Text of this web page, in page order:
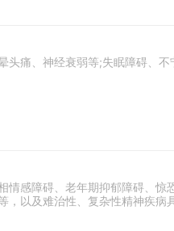
痛、神经衰弱等;失眠障碍、
感障碍、老年期抑郁障碍、惊
以及难治性、复杂性精神疾病